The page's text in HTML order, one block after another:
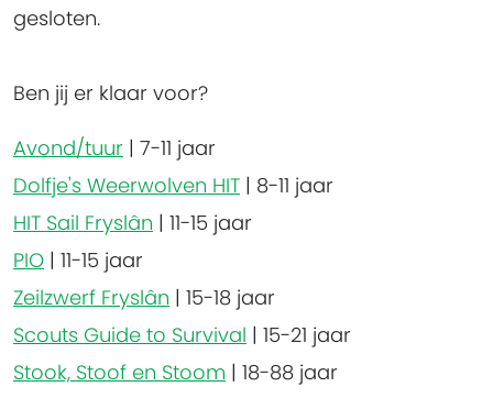
gesloten.
Ben jij er klaar voor?
Avond/tuur | 7-11 jaar
Dolfje's Weerwolven HIT | 8-11 jaar
HIT Sail Fryslân | 11-15 jaar
PIO | 11-15 jaar
Zeilzwerf Fryslân | 15-18 jaar
Scouts Guide to Survival | 15-21 jaar
Stook, Stoof en Stoom | 18-88 jaar